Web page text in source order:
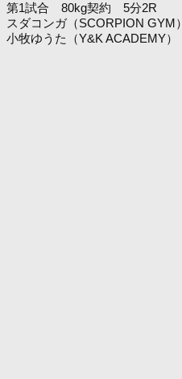
第1試合 80kg契約 5分2R
スダコンガ（SCORPION GYM）
小牧ゆうた（Y&K ACADEMY）